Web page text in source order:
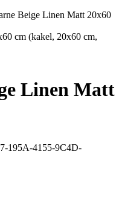
Beige Linen Matt 20x60
Linen Matt
195A-4155-9C4D-